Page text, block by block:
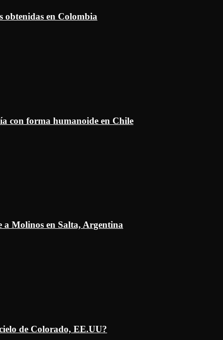
obtenidas en Colombia
con forma humanoide en Chile
Molinos en Salta, Argentina
de Colorado, EE.UU?